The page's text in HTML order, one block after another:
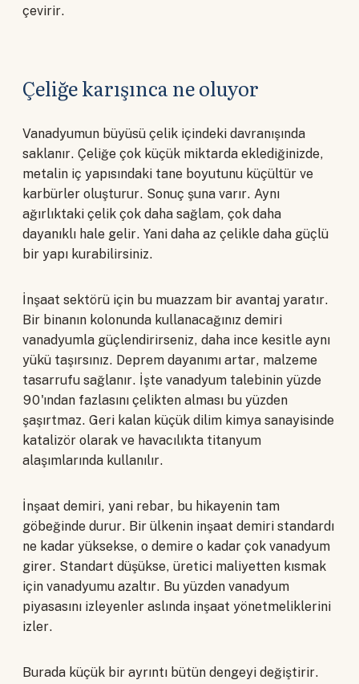
çevirir.
Çeliğe karışınca ne oluyor
Vanadyumun büyüsü çelik içindeki davranışında
saklanır. Çeliğe çok küçük miktarda eklediğinizde,
metalin iç yapısındaki tane boyutunu küçültür ve
karbürler oluşturur. Sonuç şuna varır. Aynı
ağırlıktaki çelik çok daha sağlam, çok daha
dayanıklı hale gelir. Yani daha az çelikle daha güçlü
bir yapı kurabilirsiniz.
İnşaat sektörü için bu muazzam bir avantaj yaratır.
Bir binanın kolonunda kullanacağınız demiri
vanadyumla güçlendirirseniz, daha ince kesitle aynı
yükü taşırsınız. Deprem dayanımı artar, malzeme
tasarrufu sağlanır. İşte vanadyum talebinin yüzde
90'ından fazlasını çelikten alması bu yüzden
şaşırtmaz. Geri kalan küçük dilim kimya sanayisinde
katalizör olarak ve havacılıkta titanyum
alaşımlarında kullanılır.
İnşaat demiri, yani rebar, bu hikayenin tam
göbeğinde durur. Bir ülkenin inşaat demiri standardı
ne kadar yüksekse, o demire o kadar çok vanadyum
girer. Standart düşükse, üretici maliyetten kısmak
için vanadyumu azaltır. Bu yüzden vanadyum
piyasasını izleyenler aslında inşaat yönetmeliklerini
izler.
Burada küçük bir ayrıntı bütün dengeyi değiştirir.